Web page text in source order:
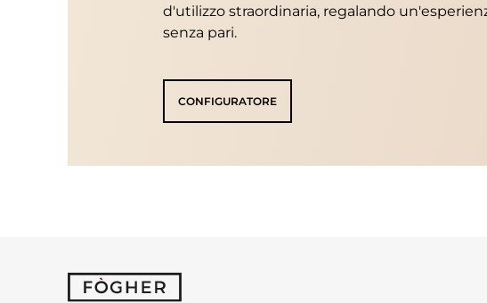
d'utilizzo straordinaria, regalando
senza pari.
CONFIGURATORE